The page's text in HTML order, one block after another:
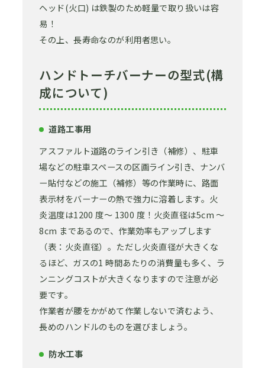
ヘッド(火口) は鉄製のため軽量で取り扱いは容
易！
その上、長寿命なのが利用者思い。
ハンドトーチバーナーの型式(構
成について)
道路工事用
アスファルト道路のライン引き（補修）、駐車
場などの駐車スペースの区画ライン引き、ナンバ
ー貼付などの施工（補修）等の作業時に、路面
表示材をバーナーの熱で強力に溶着します。火
炎温度は1200 度～ 1300 度！火炎直径は5cm ～
8cm まであるので、作業効率もアップします
（表：火炎直径）。ただし火炎直径が大きくな
るほど、ガスの1 時間あたりの消費量も多く、ラ
ンニングコストが大きくなりますので注意が必
要です。
作業者が腰をかがめて作業しないで済むよう、
長めのハンドルのものを選びましょう。
防水工事